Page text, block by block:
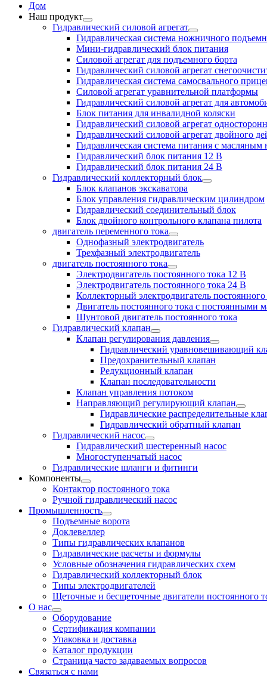
Дом
Наш продукт
Гидравлический силовой агрегат
Гидравлическая система ножничного
Мини-гидравлический блок питания
Силовой агрегат для подъемного борта
Гидравлический силовой агрегат
Гидравлическая система самосвального
Силовой агрегат уравнительной платформы
Гидравлический силовой агрегат для
Блок питания для инвалидной коляски
Гидравлический силовой агрегат
Гидравлический силовой агрегат двойного
Гидравлическая система питания с
Гидравлический блок питания 12 В
Гидравлический блок питания 24 В
Гидравлический коллекторный блок
Блок клапанов экскаватора
Блок управления гидравлическим цилиндром
Гидравлический соединительный блок
Блок двойного контрольного клапана пилота
двигатель переменного тока
Однофазный электродвигатель
Трехфазный электродвигатель
двигатель постоянного тока
Электродвигатель постоянного тока 12 В
Электродвигатель постоянного тока 24 В
Коллекторный электродвигатель постоянного
Двигатель постоянного тока с постоянными
Шунтовой двигатель постоянного тока
Гидравлический клапан
Клапан регулирования давления
Гидравлический уравновешивающий
Предохранительный клапан
Редукционный клапан
Клапан последовательности
Клапан управления потоком
Направляющий регулирующий клапан
Гидравлические распределительные
Гидравлический обратный клапан
Гидравлический насос
Гидравлический шестеренный насос
Многоступенчатый насос
Гидравлические шланги и фитинги
Компоненты
Контактор постоянного тока
Ручной гидравлический насос
Промышленность
Подъемные ворота
Доклевеллер
Типы гидравлических клапанов
Гидравлические расчеты и формулы
Условные обозначения гидравлических схем
Гидравлический коллекторный блок
Типы электродвигателей
Щеточные и бесщеточные двигатели постоянного
О нас
Оборудование
Сертификация компании
Упаковка и доставка
Каталог продукции
Страница часто задаваемых вопросов
Связаться с нами